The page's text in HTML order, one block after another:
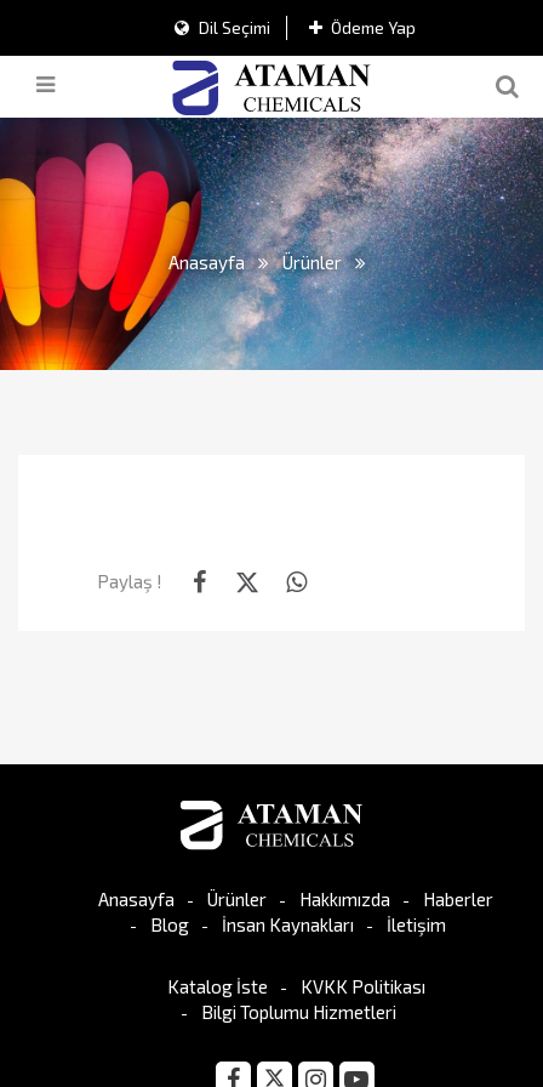
Dil Seçimi Ödeme Yap
Anasayfa Ürünler
Paylaş !
Anasayfa Ürünler Hakkımızda
Haberler
Blog
İnsan Kaynakları İletişim
Katalog İste
KVKK Politikası
Bilgi Toplumu Hizmetleri